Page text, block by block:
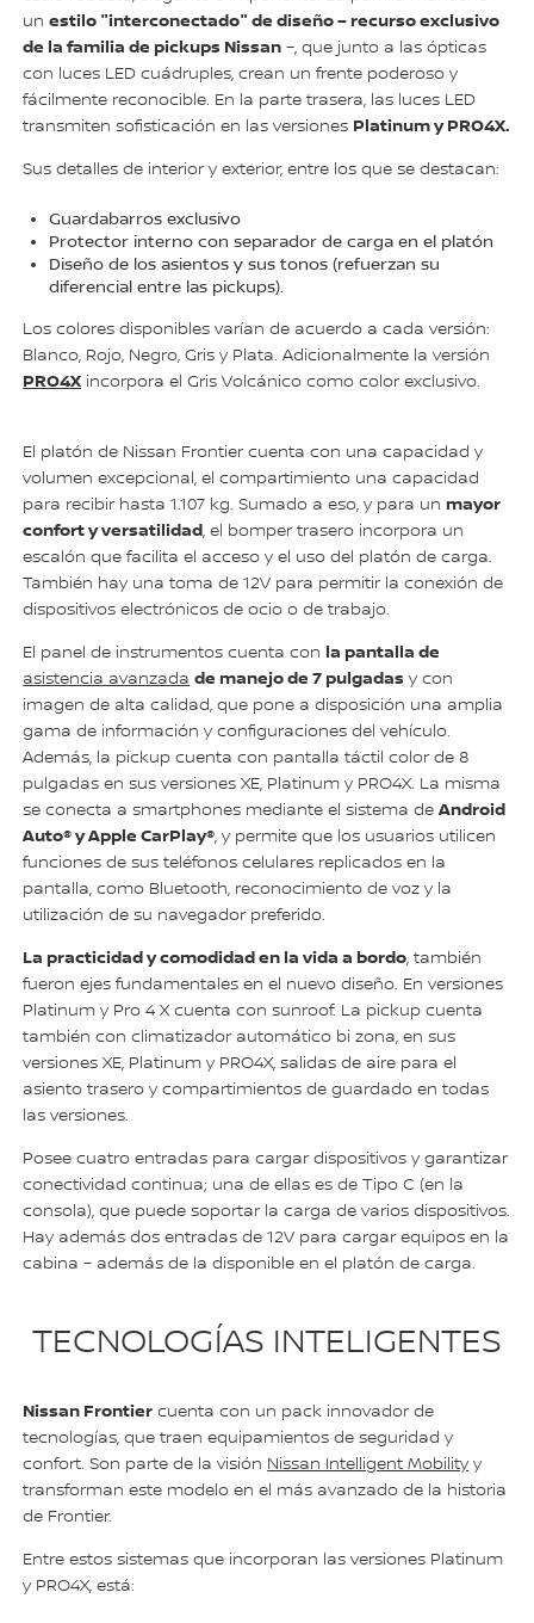
unestilo "interconectado" de diseño – recurso exclusivo
de la familia de pickups Nissan –, que junto a las ópticas
con luces LED cuádruples, crean un frente poderoso y
fácilmente reconocible. En la parte trasera, las luces LED
transmiten sofisticación en las versiones Platinum y PRO4X.
Sus detalles de interior y exterior, entre los que se destacan:
Guardabarros exclusivo
Protector interno con separador de carga en el platón
Diseño de los asientos y sus tonos (refuerzan su
diferencial entre las pickups).
Los colores disponibles varían de acuerdo a cada versión:
Blanco, Rojo, Negro, Gris y Plata. Adicionalmente la versión
PRO4X incorpora el Gris Volcánico como color exclusivo.
El platón de Nissan Frontier cuenta con una capacidad y
volumen excepcional, el compartimiento una capacidad
para recibir hasta 1.107 kg. Sumado a eso, y para un mayor
confort y versatilidad, el bomper trasero incorpora un
escalón que facilita el acceso y el uso del platón de carga.
También hay una toma de 12V para permitir la conexión de
dispositivos electrónicos de ocio o de trabajo.
El panel de instrumentos cuenta con la pantalla de
asistencia avanzada de manejo de 7 pulgadas y con
imagen de alta calidad, que pone a disposición una amplia
gama de información y configuraciones del vehículo.
Además, la pickup cuenta con pantalla táctil color de 8
pulgadas en sus versiones XE, Platinum y PRO4X. La misma
se conecta a smartphones mediante el sistema deAndroid
Auto® y Apple CarPlay®, y permite que los usuarios utilicen
funciones de sus teléfonos celulares replicados en la
pantalla, como Bluetooth, reconocimiento de voz y la
utilización de su navegador preferido.
La practicidad y comodidad en la vida a bordo, también
fueron ejes fundamentales en el nuevo diseño. En versiones
Platinum y Pro 4 X cuenta con sunroof. La pickup cuenta
también con climatizador automático bi zona, en sus
versiones XE, Platinum y PRO4X, salidas de aire para el
asiento trasero y compartimientos de guardado en todas
las versiones.
Posee cuatro entradas para cargar dispositivos y garantizar
conectividad continua; una de ellas es de Tipo C (en la
consola), que puede soportar la carga de varios dispositivos.
Hay además dos entradas de 12V para cargar equipos en la
cabina – además de la disponible en el platón de carga.
TECNOLOGÍAS INTELIGENTES
Nissan Frontier cuenta con un pack innovador de
tecnologías, que traen equipamientos de seguridad y
confort. Son parte de la visión Nissan Intelligent Mobility y
transforman este modelo en el más avanzado de la historia
de Frontier.
Entre estos sistemas que incorporan las versiones Platinum
y PRO4X, está: